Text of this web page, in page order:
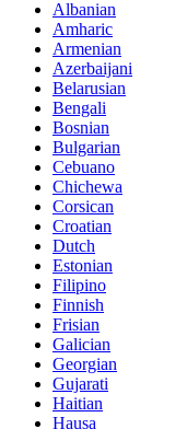
Albanian
Amharic
Armenian
Azerbaijani
Belarusian
Bengali
Bosnian
Bulgarian
Cebuano
Chichewa
Corsican
Croatian
Dutch
Estonian
Filipino
Finnish
Frisian
Galician
Georgian
Gujarati
Haitian
Hausa